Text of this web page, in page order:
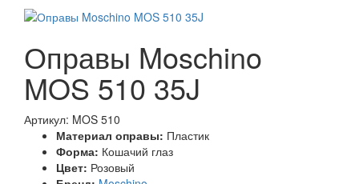
Оправы Moschino
MOS 510 35J
Артикул: MOS 510
Материал оправы: Пластик
Форма: Кошачий глаз
Цвет: Розовый